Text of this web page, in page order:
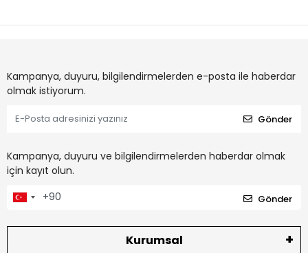
Kampanya, duyuru, bilgilendirmelerden e-posta ile haberdar
olmak istiyorum.
Gönder
Kampanya, duyuru ve bilgilendirmelerden haberdar olmak
için kayıt olun.
Gönder
Kurumsal